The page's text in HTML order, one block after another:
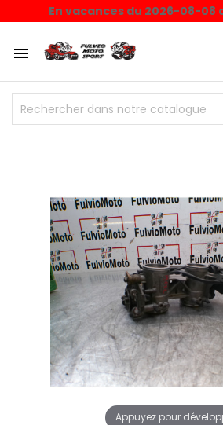
En vacances du 2026-08-08

Appuyez pour